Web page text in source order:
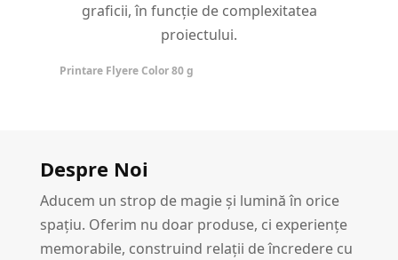
graficii, în funcție de complexitatea
proiectului.
Printare Flyere Color 80 g
Despre Noi
Aducem un strop de magie și lumină în orice
spațiu. Oferim nu doar produse, ci experiențe
memorabile, construind relații de încredere cu